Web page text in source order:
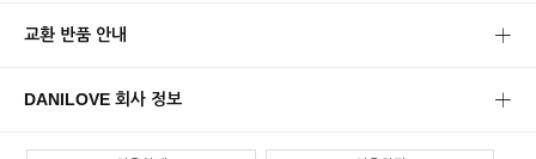
교환 반품 안내
DANILOVE 회사 정보